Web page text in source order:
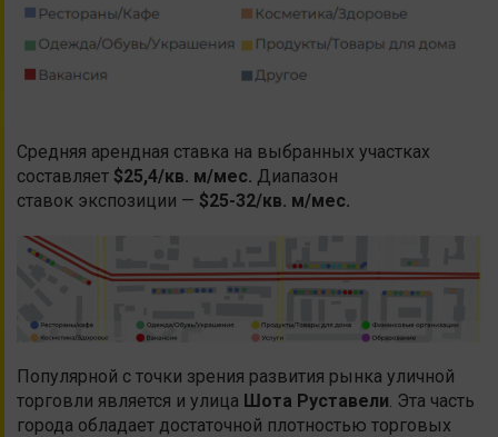
Средняя арендная ставка на выбранных участках
составляет $25,4/кв. м/мес. Диапазон
ставок экспозиции — $25-32/кв. м/мес.
Популярной с точки зрения развития рынка уличной
торговли является и улица Шота Руставели. Эта часть
города обладает достаточной плотностью торговых